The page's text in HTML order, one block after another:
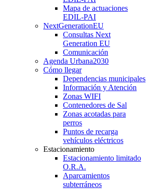
Mapa de actuaciones
EDIL-PAI
NextGenerationEU
Consultas Next
Generation EU
Comunicación
Agenda Urbana2030
Cómo llegar
Dependencias municipales
Información y Atención
Zonas WIFI
Contenedores de Sal
Zonas acotadas para
perros
Puntos de recarga
vehículos eléctricos
Estacionamiento
Estacionamiento limitado
O.R.A.
Aparcamientos
subterráneos